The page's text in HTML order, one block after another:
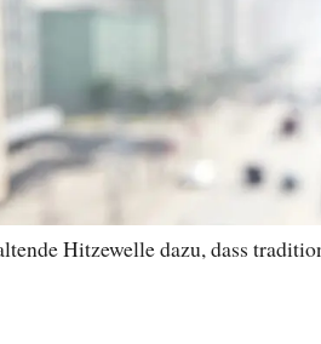
Hitzewelle dazu, dass